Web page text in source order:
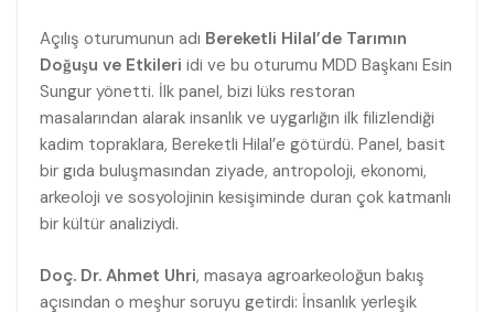
Açılış oturumunun adı Bereketli Hilal’de Tarımın
Doğuşu ve Etkileri idi ve bu oturumu MDD Başkanı Esin
Sungur yönetti. İlk panel, bizi lüks restoran
masalarından alarak insanlık ve uygarlığın ilk filizlendiği
kadim topraklara, Bereketli Hilal’e götürdü. Panel, basit
bir gıda buluşmasından ziyade, antropoloji, ekonomi,
arkeoloji ve sosyolojinin kesişiminde duran çok katmanlı
bir kültür analiziydi.
Doç. Dr. Ahmet Uhri, masaya agroarkeoloğun bakış
açısından o meşhur soruyu getirdi: İnsanlık yerleşik